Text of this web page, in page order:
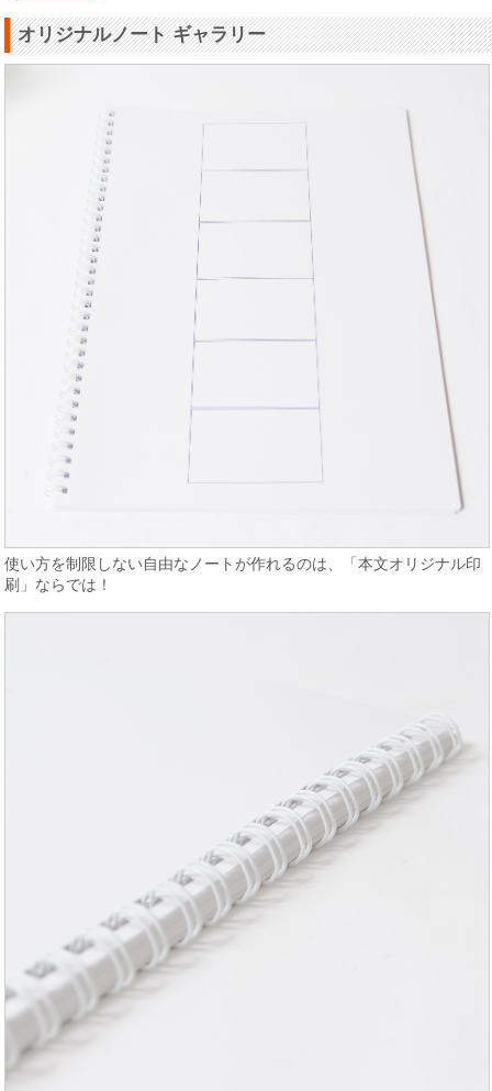
オリジナルノート ギャラリー
使い方を制限しない自由なノートが作れるのは、「本文オリジナル印
刷」ならでは！